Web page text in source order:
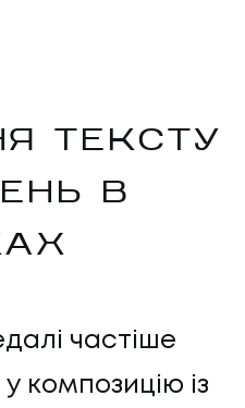
ТЕКСТУ
В
частіше
композицію із